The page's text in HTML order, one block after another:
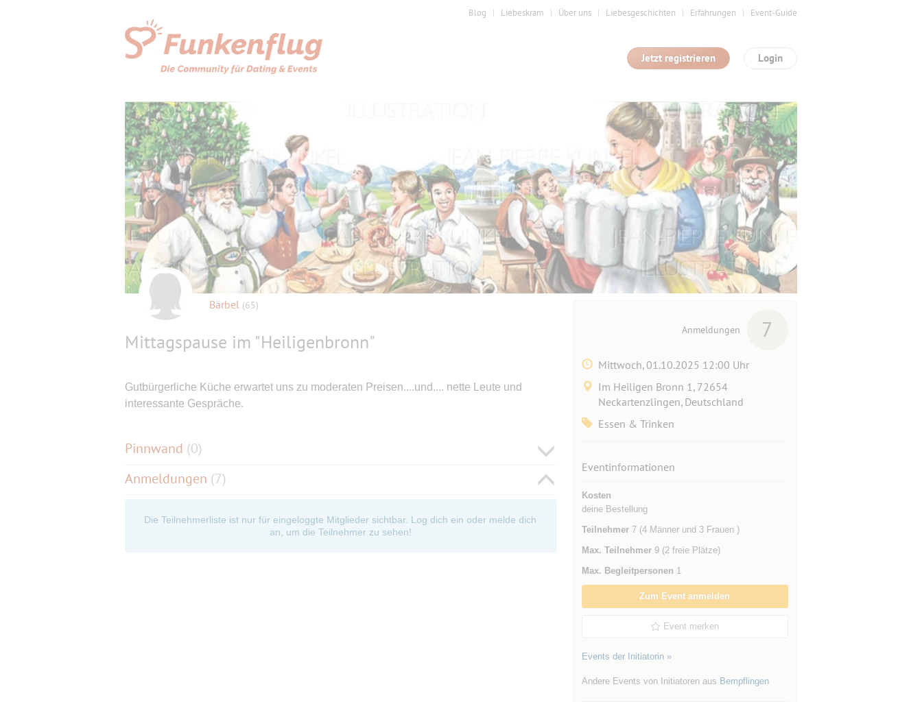
Blog Liebeskram Über uns Liebesgeschichten Erfahrungen Event-Guide
Login
Jetzt registrieren
Bärbel (65)
Mittagspause im "Heiligenbronn"
Gutbürgerliche Küche erwartet uns zu moderaten Preisen....und.... nette Leute und
interessante Gespräche.
Pinnwand (0)
Anmeldungen (7)
Die Teilnehmerliste ist nur für eingeloggte Mitglieder sichtbar. Log dich ein oder melde dich
an, um die Teilnehmer zu sehen!
Anmeldungen 7
Mittwoch, 01.10.2025 12:00 Uhr
Im Heiligen Bronn 1, 72654
Neckartenzlingen, Deutschland
Essen & Trinken
Eventinformationen
Kosten
deine Bestellung
Teilnehmer7 (4 Männer und 3 Frauen )
Max. Teilnehmer9 (2 freie Plätze)
Max. Begleitpersonen 1
Zum Event anmelden
Event merken
Events der Initiatorin »
Andere Events von Initiatoren aus Bempflingen